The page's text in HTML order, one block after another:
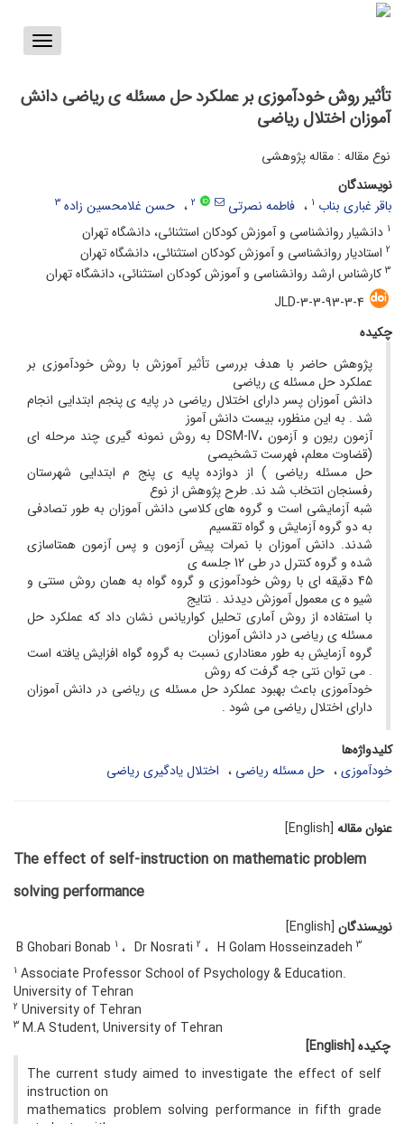
Toggle
تأثیر روش خودآموزی بر عملکرد حل مسئله ی ریاضی دانش
آموزان اختلال ریاضی
نوع مقاله : مقاله پژوهشی
نویسندگان
باقر غباری بناب 1 فاطمه نصرتی 2 حسن غلامحسین زاده 3
1 دانشیار روانشناسی و آموزش کودکان استثنائی، دانشگاه تهران
2 استادیار روانشناسی و آموزش کودکان استثنائی، دانشگاه تهران
3 کارشناس ارشد روانشناسی و آموزش کودکان استثنائی، دانشگاه تهران
JLD-3-3-93-3-4
چکیده
پژوهش حاضر با هدف بررسی تأثیر آموزش با روش خودآموزی بر
عملکرد حل مسئله ی ریاضی
دانش آموزان پسر دارای اختلال ریاضی در پایه ی پنجم ابتدایی انجام
شد . به این منظور، بیست دانش آموز
آزمون ریون و آزمون ،DSM-IV به روش نمونه گیری چند مرحله ای
(قضاوت معلم، فهرست تشخیصی
حل مسئله ریاضی ) از دوازده پایه ی پنج م ابتدایی شهرستان
رفسنجان انتخاب شد ند. طرح پژوهش از نوع
شبه آزمایشی است و گروه های کلاسی دانش آموزان به طور تصادفی
به دو گروه آزمایش و گواه تقسیم
شدند. دانش آموزان با نمرات پیش آزمون و پس آزمون همتاسازی
شده و گروه کنترل در طی 12 جلسه ی
45 دقیقه ای با روش خودآموزی و گروه گواه به همان روش سنتی و
شیو ه ی معمول آموزش دیدند . نتایج
با استفاده از روش آماری تحلیل کواریانس نشان داد که عملکرد حل
مسئله ی ریاضی در دانش آموزان
گروه آزمایش به طور معناداری نسبت به گروه گواه افزایش یافته است
. می توان نتی جه گرفت که روش
خودآموزی باعث بهبود عملکرد حل مسئله ی ریاضی در دانش آموزان
دارای اختلال ریاضی می شود .
کلیدواژه‌ها
خودآموزی
حل مسئله ریاضی اختلال یادگیری ریاضی
عنوان مقاله [English]
The effect of self-instruction on mathematic problem
solving performance
نویسندگان [English]
B Ghobari Bonab 1 Dr Nosrati 2 H Golam Hosseinzadeh 3
1 Associate Professor School of Psychology & Education.
University of Tehran
2 University of Tehran
3 M.A Student, University of Tehran
چکیده [English]
The current study aimed to investigate the effect of self
instruction on
mathematics problem solving performance in fifth grade